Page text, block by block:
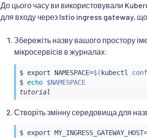
До цього часу ви використовували
для входу через Istio ingress gateway,
Збережіть назву вашого простору
мікросервісів в журналах:
$ export NAMESPACE=$(kubectl
$ echo $NAMESPACE
tutorial
Створіть змінну середовища для
$ export MY_INGRESS_GATEWAY_HOST=